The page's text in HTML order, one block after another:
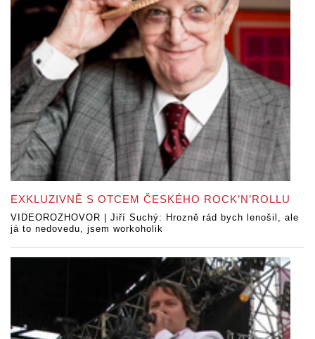
EXKLUZIVNĚ S OTCEM ČESKÉHO ROCK’N’ROLLU
VIDEOROZHOVOR | Jiří Suchý: Hrozně rád bych lenošil, ale
já to nedovedu, jsem workoholik